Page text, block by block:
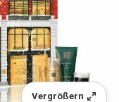
Vergrößern